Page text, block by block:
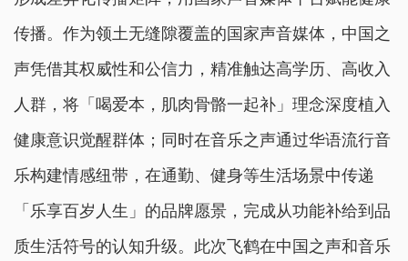
传播。作为领土无缝隙覆盖的国家声音媒体，中国之
声凭借其权威性和公信力，精准触达高学历、高收入
人群，将「喝爱本，肌肉骨骼一起补」理念深度植入
健康意识觉醒群体；同时在音乐之声通过华语流行音
乐构建情感纽带，在通勤、健身等生活场景中传递
「乐享百岁人生」的品牌愿景，完成从功能补给到品
质生活符号的认知升级。此次飞鹤在中国之声和音乐